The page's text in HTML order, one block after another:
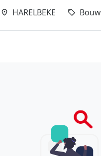
HARELBEKE Bouw